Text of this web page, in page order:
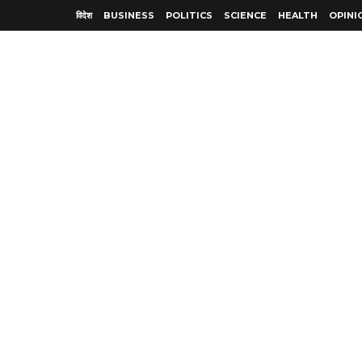
विदेश BUSINESS POLITICS SCIENCE HEALTH